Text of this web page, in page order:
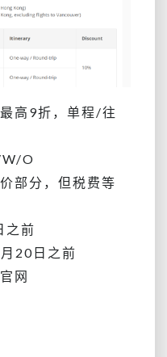
高9折，单程/往
O
部分，但税费等
之前
20日之前
网